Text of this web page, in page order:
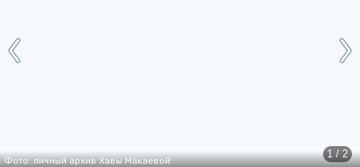
1 / 2
Фото: личный архив Хавы Макаевой